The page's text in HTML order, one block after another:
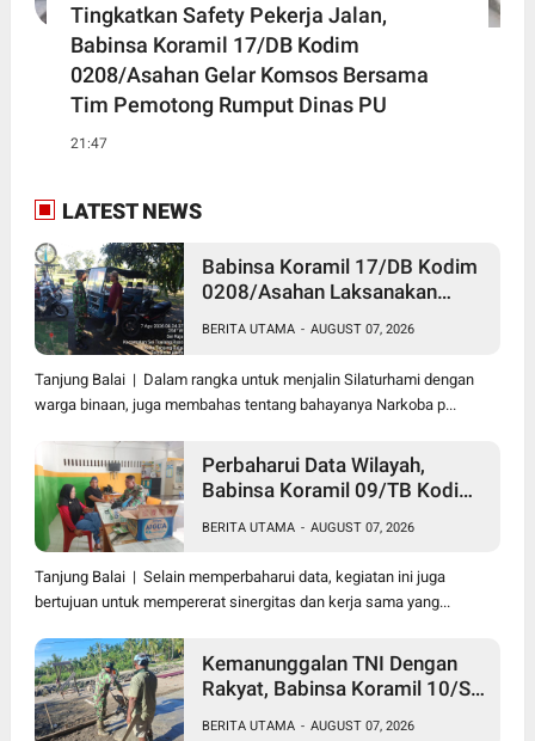
Tingkatkan Safety Pekerja Jalan,
Babinsa Koramil 17/DB Kodim
0208/Asahan Gelar Komsos Bersama
Tim Pemotong Rumput Dinas PU
21:47
LATEST NEWS
Babinsa Koramil 17/DB Kodim
0208/Asahan Laksanakan
BERITA UTAMA - AUGUST 07, 2026
Tanjung Balai | Dalam rangka untuk menjalin Silaturhami dengan
warga binaan, juga membahas tentang bahayanya Narkoba p...
Perbaharui Data Wilayah,
Babinsa Koramil 09/TB Kodim
Ter Di Kantor Kelurahan
BERITA UTAMA - AUGUST 07, 2026
Tanjung Balai | Selain memperbaharui data, kegiatan ini juga
bertujuan untuk mempererat sinergitas dan kerja sama yang...
Kemanunggalan TNI Dengan
Rakyat, Babinsa Koramil 10/SK
BERITA UTAMA - AUGUST 07, 2026